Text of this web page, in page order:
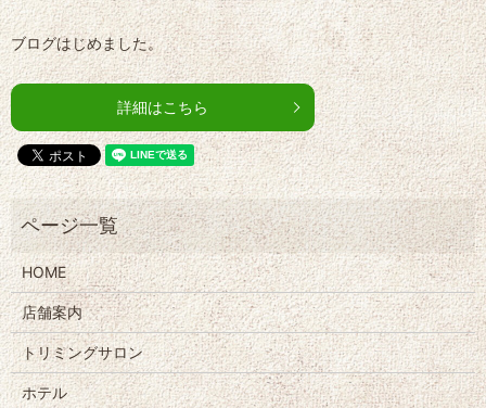
ブログはじめました。
詳細はこちら
HOME
店舗案内
トリミングサロン
ホテル